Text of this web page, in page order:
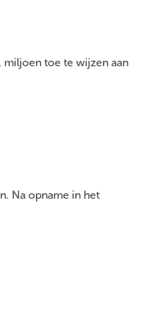
toe te wijzen aan
Na opname in het